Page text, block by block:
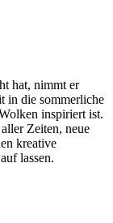
hat, nimmt er
in die sommerliche
inspiriert ist.
Zeiten, neue
kreative
lassen.